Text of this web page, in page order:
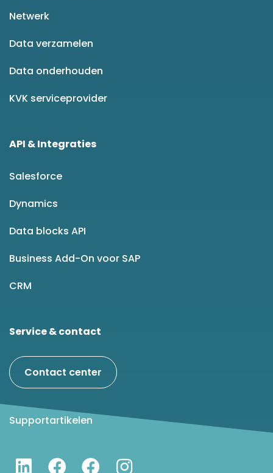
Netwerk
Data verzamelen
Data onderhouden
KVK serviceprovider
API & Integraties
Salesforce
Dynamics
Data blocks API
Business Add-On voor SAP
CRM
Service & contact
Contact center
Supportartikelen